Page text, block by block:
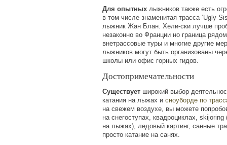
Для опытных лыжников также есть
в том числе знаменитая трасса ‘Ugly
лыжник Жан Блан. Хели-ски лучше
незаконно во Франции но граница
внетрассовые туры и многие другие
лыжников могут быть организованы
школы или офис горных гидов.
Достопримечательности
Существует широкий выбор
катания на лыжах и сноуборде по
на свежем воздухе, вы можете
на снегоступах, квадроциклах, skijoring
на лыжах), ледовый картинг, санные
просто катание на санях.